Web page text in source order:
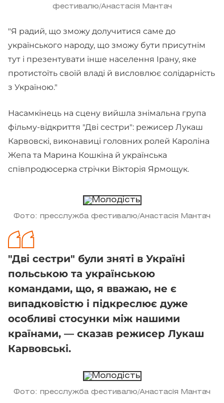
фестивалю/Анастасія Мантач
"Я радий, що зможу долучитися саме до
українського народу, що зможу бути присутнім
тут і презентувати інше населення Ірану, яке
протистоїть своїй владі й висловлює солідарність
з Україною."
Насамкінець на сцену вийшла знімальна група
фільму-відкриття "Дві сестри": режисер Лукаш
Карвовскі, виконавиці головних ролей Кароліна
Жепа та Марина Кошкіна й українська
співпродюсерка стрічки Вікторія Ярмощук.
Фото: пресслужба фестивалю/Анастасія Мантач
"Дві сестри" були зняті в Україні
польською та українською
командами, що, я вважаю, не є
випадковістю і підкреслює дуже
особливі стосунки між нашими
країнами, — сказав режисер Лукаш
Карвовські.
Фото: пресслужба фестивалю/Анастасія Мантач